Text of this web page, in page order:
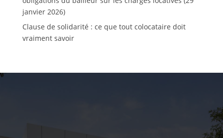
janvier 2026)
Clause de solidarité : ce que tout colocataire doit
vraiment savoir